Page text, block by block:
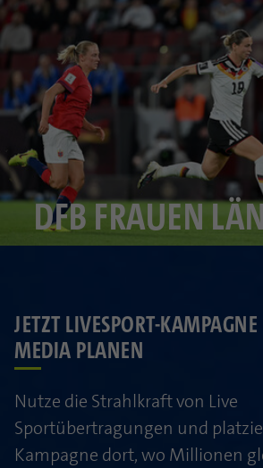
DFB FRAUEN
JETZT LIVESPORT-
MEDIA PLANEN
Nutze die Strahlkraft von Live
Sportübertragungen und
Kampagne dort, wo Millionen